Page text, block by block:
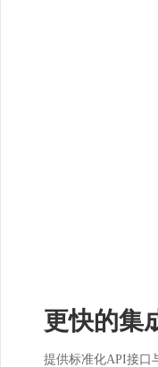
更快的集
提供标准化API接口